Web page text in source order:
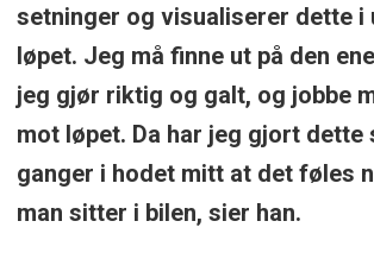
setninger og visualiserer dette i
løpet. Jeg må finne ut på den
jeg gjør riktig og galt, og jobbe
mot løpet. Da har jeg gjort dette
ganger i hodet mitt at det føles
man sitter i bilen, sier han.